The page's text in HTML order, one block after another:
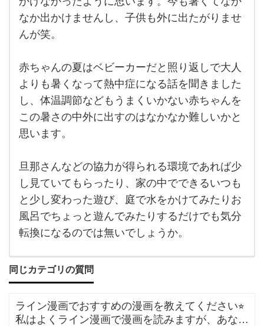
の子
ども
がい
ま
す。
6歳
にな
りま
す
が、
赤ち
ゃん
の頃
なか出かけませんし、子供も外に出たがりませ
んが笑。
赤ちゃんの夏はベビーカーだと照り返しで大人
よりも暑くなって熱中症になる話を聞きました
し、体温調節などもうまくいかない赤ちゃんを
この暑さの中外に出すのはなかなか難しいかと
思います。
旦那さんなどの協力が得られる環境であれば少
し見ていてもらったり、家の中でできるいつも
と少し変わった遊び、庭で水をかけてみたりお
風呂でちょっと遊んでみたりするだけでも気分
転換になるのでは無いでしょうか。
同じカテゴリの質問
ライン漫画でおすすめの漫画を教えてください⭐︎
私はよくライン漫画で漫画を読みますが、あなた